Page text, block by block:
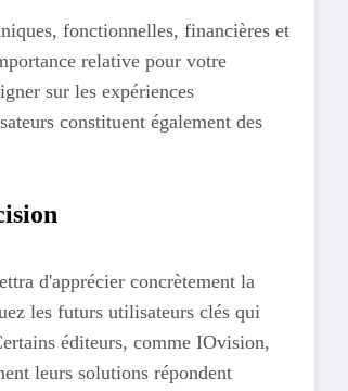
fonctionnelles, financières et
relative pour votre
sur les expériences
constituent également des
d'apprécier concrètement la
les futurs utilisateurs clés qui
éditeurs, comme IOvision,
leurs solutions répondent